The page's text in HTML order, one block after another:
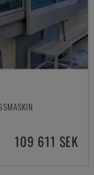
109 611 SEK